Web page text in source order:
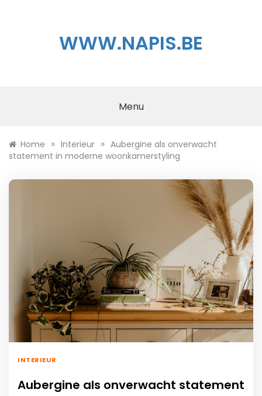
WWW.NAPIS.BE
Menu
Home » Interieur » Aubergine als onverwacht
statement in moderne woonkamerstyling
INTERIEUR
Aubergine als onverwacht statement